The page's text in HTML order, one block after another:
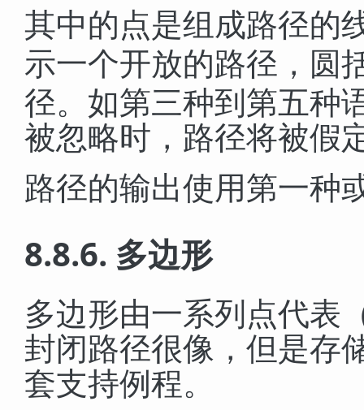
其中的点是组成路径的
示一个开放的路径，圆
径。如第三种到第五种
被忽略时，路径将被假
路径的输出使用第一种
8.8.6. 多边形
多边形由一系列点代表
封闭路径很像，但是存
套支持例程。